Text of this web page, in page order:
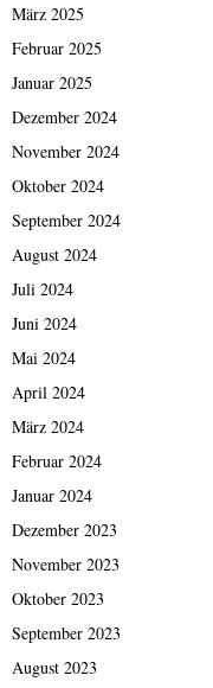
März 2025
Februar 2025
Januar 2025
Dezember 2024
November 2024
Oktober 2024
September 2024
August 2024
Juli 2024
Juni 2024
Mai 2024
April 2024
März 2024
Februar 2024
Januar 2024
Dezember 2023
November 2023
Oktober 2023
September 2023
August 2023